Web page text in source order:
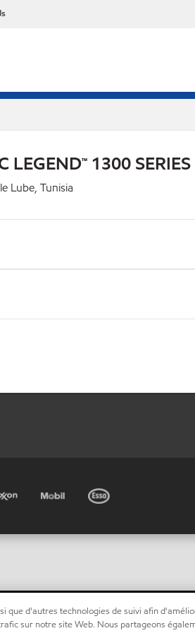
LEGEND™ 1300
Lube, Tunisia
que d'autres technologies de suivi afin
sur notre site Web. Nous partageons